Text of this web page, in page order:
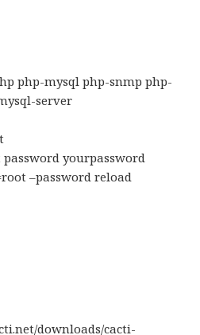
php-mysql php-snmp php-
server
yourpassword
–password reload
downloads/cacti-